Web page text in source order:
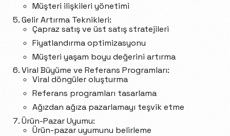
Müşteri ilişkileri yönetimi
Gelir Artırma Teknikleri:
Çapraz satış ve üst satış stratejileri
Fiyatlandırma optimizasyonu
Müşteri yaşam boyu değerini artırma
Viral Büyüme ve Referans Programları:
Viral döngüler oluşturma
Referans programları tasarlama
Ağızdan ağıza pazarlamayı teşvik etme
Ürün-Pazar Uyumu:
Ürün-pazar uyumunu belirleme